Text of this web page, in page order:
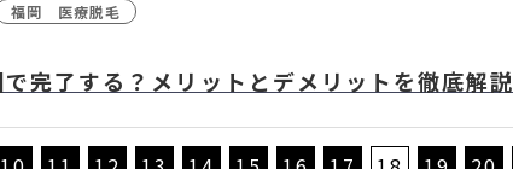
福岡 医療脱毛
完了する？メリットとデメリットを徹底解説